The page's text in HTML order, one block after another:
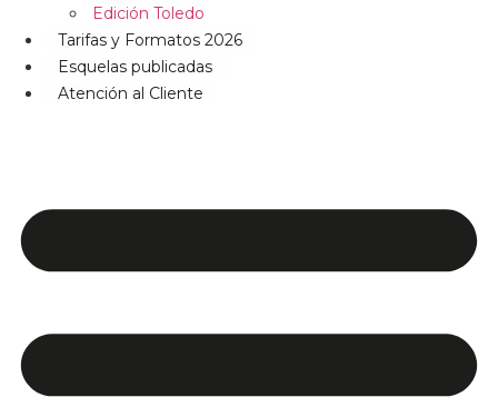
Edición Toledo
Tarifas y Formatos 2026
Esquelas publicadas
Atención al Cliente